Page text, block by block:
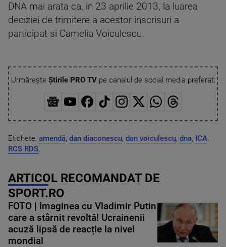
DNA mai arata ca, in 23 aprilie 2013, la luarea
deciziei de trimitere a acestor inscrisuri a
participat si Camelia Voiculescu.
Urmărește Știrile PRO TVpe canalul de social media preferat:
Etichete: amendă, dan diaconescu, dan voiculescu, dna, ICA,
RCS RDS,
ARTICOL RECOMANDAT DE
SPORT.RO
FOTO | Imaginea cu Vladimir Putin
care a stârnit revoltă! Ucrainenii
acuză lipsă de reacție la nivel
mondial